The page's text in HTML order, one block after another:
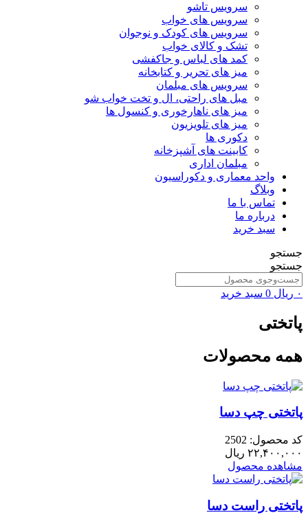
سرویس تاشو
سرویس های خواب
سرویس های کودک و نوجوان
تشک و کالای خواب
کمد های لباس و جاکفشی
میز های تحریر و کتابخانه
سرویس های مبلمان
مبل های راحتی، ال و تخت خواب شو
میز های ناهارخوری و کنسول ها
میز های تلویزیون
دکوری ها
کابینت های آشپزخانه
مبلمان اداری
واحد معماری و دکوراسیون
وبلاگ
تماس با ما
درباره ما
سبد خرید
جستجو
جستجو
۰ ریال 0 سبد خرید
پاتختی
همه محصولات
پاتختی چپ دسا
کد محصول: 2502
۲۲,۴۰۰,۰۰۰ ریال
مشاهده محصول
پاتختی راست دسا